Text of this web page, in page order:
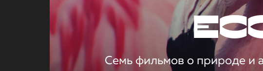
Семь фильмов о природе и